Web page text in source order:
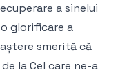
a sinelui
glorificare a
smerită că
la Cel care ne-a